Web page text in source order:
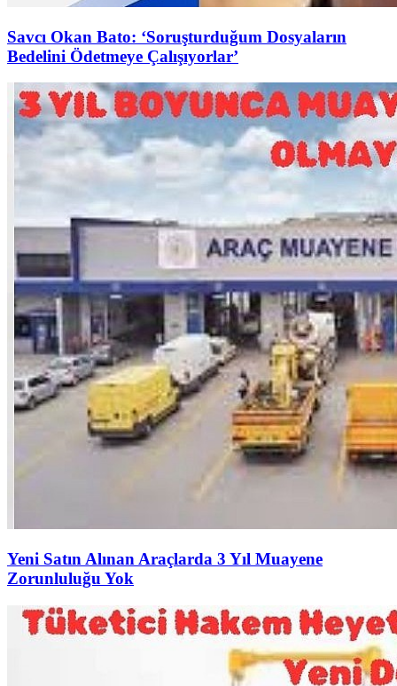
Savcı Okan Bato: ‘Soruşturduğum Dosyaların
Bedelini Ödetmeye Çalışıyorlar’
Yeni Satın Alınan Araçlarda 3 Yıl Muayene
Zorunluluğu Yok